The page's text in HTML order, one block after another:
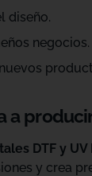
diseño.
negocios.
a
DTF y UV
y crea